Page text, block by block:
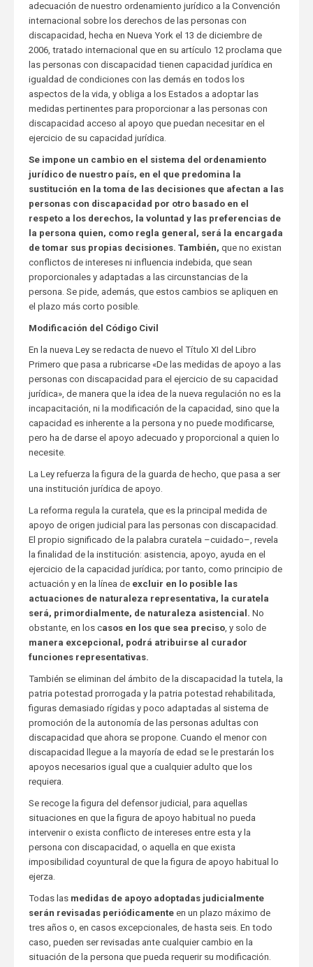
adecuación de nuestro ordenamiento jurídico a la Convención
internacional sobre los derechos de las personas con
discapacidad, hecha en Nueva York el 13 de diciembre de
2006, tratado internacional que en su artículo 12 proclama que
las personas con discapacidad tienen capacidad jurídica en
igualdad de condiciones con las demás en todos los
aspectos de la vida, y obliga a los Estados a adoptar las
medidas pertinentes para proporcionar a las personas con
discapacidad acceso al apoyo que puedan necesitar en el
ejercicio de su capacidad jurídica.
Se impone un cambio en el sistema del ordenamiento
jurídico de nuestro país, en el que predomina la
sustitución en la toma de las decisiones que afectan a las
personas con discapacidad por otro basado en el
respeto a los derechos, la voluntad y las preferencias de
la persona quien, como regla general, será la encargada
de tomar sus propias decisiones. También, que no existan
conflictos de intereses ni influencia indebida, que sean
proporcionales y adaptadas a las circunstancias de la
persona. Se pide, además, que estos cambios se apliquen en
el plazo más corto posible.
Modificación del Código Civil
En la nueva Ley se redacta de nuevo el Título XI del Libro
Primero que pasa a rubricarse «De las medidas de apoyo a las
personas con discapacidad para el ejercicio de su capacidad
jurídica», de manera que la idea de la nueva regulación no es la
incapacitación, ni la modificación de la capacidad, sino que la
capacidad es inherente a la persona y no puede modificarse,
pero ha de darse el apoyo adecuado y proporcional a quien lo
necesite.
La Ley refuerza la figura de la guarda de hecho, que pasa a ser
una institución jurídica de apoyo.
La reforma regula la curatela, que es la principal medida de
apoyo de origen judicial para las personas con discapacidad.
El propio significado de la palabra curatela –cuidado–, revela
la finalidad de la institución: asistencia, apoyo, ayuda en el
ejercicio de la capacidad jurídica; por tanto, como principio de
actuación y en la línea de excluir en lo posible las
actuaciones de naturaleza representativa, la curatela
será, primordialmente, de naturaleza asistencial . No
obstante, en los casos en los que sea preciso, y solo de
manera excepcional , podrá atribuirse al curador
funciones representativas.
También se eliminan del ámbito de la discapacidad la tutela, la
patria potestad prorrogada y la patria potestad rehabilitada,
figuras demasiado rígidas y poco adaptadas al sistema de
promoción de la autonomía de las personas adultas con
discapacidad que ahora se propone. Cuando el menor con
discapacidad llegue a la mayoría de edad se le prestarán los
apoyos necesarios igual que a cualquier adulto que los
requiera.
Se recoge la figura del defensor judicial, para aquellas
situaciones en que la figura de apoyo habitual no pueda
intervenir o exista conflicto de intereses entre esta y la
persona con discapacidad, o aquella en que exista
imposibilidad coyuntural de que la figura de apoyo habitual lo
ejerza.
Todas las medidas de apoyo adoptadas judicialmente
serán revisadas periódicamenteen un plazo máximo de
tres años o, en casos excepcionales, de hasta seis. En todo
caso, pueden ser revisadas ante cualquier cambio en la
situación de la persona que pueda requerir su modificación.